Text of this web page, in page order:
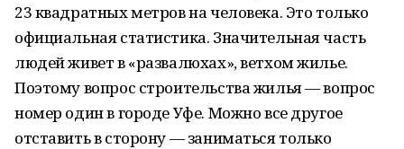
23 квадратных метров на человека. Это только
официальная статистика. Значительная часть
людей живет в «развалюхах», ветхом жилье.
Поэтому вопрос строительства жилья — вопрос
номер один в городе Уфе. Можно все другое
отставить в сторону — заниматься только